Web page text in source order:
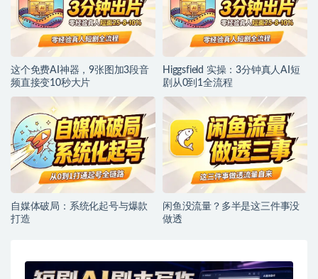
这个免费AI神器，9张图加3段音
频直接变10秒大片
Higgsfield 实操：3分钟真人AI短
剧从0到1全流程
自媒体破局：系统化起号与爆款
打造
闲鱼没流量？多半是这三件事没
做透